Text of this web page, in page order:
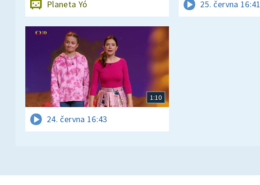
Planeta Yó 25. června 16:41
1:10
24. června 16:43